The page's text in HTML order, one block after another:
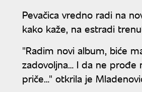
Pevačica vredno radi na
kako kaže, na estradi
"Radim novi album, biće
zadovoljna… I da ne prođe
priče…" otkrila je